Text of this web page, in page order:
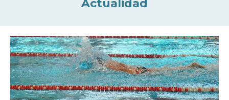
Actualidad